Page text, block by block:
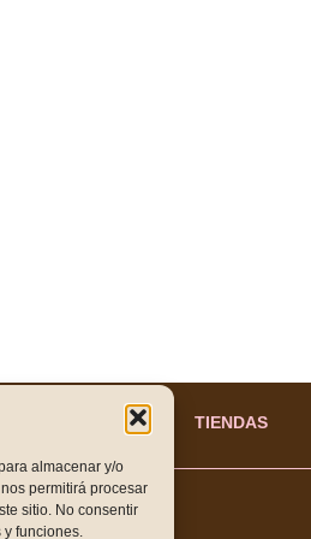
almacenar y/o
permitirá procesar
sitio. No consentir
y funciones.
TIENDAS
para ti, síguenos en